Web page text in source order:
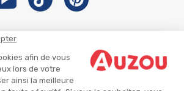
afin de vous
lors de votre
ainsi la meilleure
Auzou
CGU
CGV